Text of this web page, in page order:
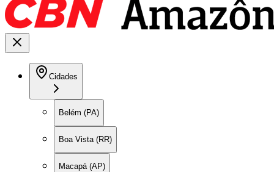
Cidades
Belém (PA)
Boa Vista (RR)
Macapá (AP)